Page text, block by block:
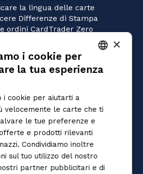
la lingua delle carte
Differenze di Stampa
ordini CardTrader Zero
GIOCHI
Union Arena
Yu-Gi-Oh!
Flesh and Blood
Digimon
One Piece
Dragon Ball Super
Vanguard
Disney Lorcana
ITALIAN
×
i cookie per
la tua esperienza
i cookie per aiutarti a
velocemente le carte che ti
le tue preferenze e
e prodotti rilevanti
Condividiamo inoltre
sul tuo utilizzo del nostro
partner pubblicitari e di